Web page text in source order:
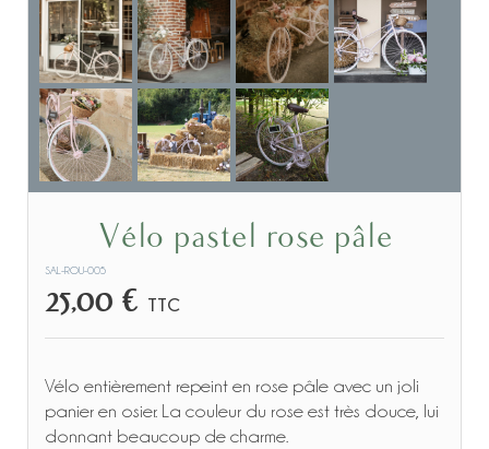
Vélo pastel rose pâle
SAL-ROU-005
25,00 € TTC
Vélo entièrement repeint en rose pâle avec un joli
panier en osier. La couleur du rose est très douce, lui
donnant beaucoup de charme.